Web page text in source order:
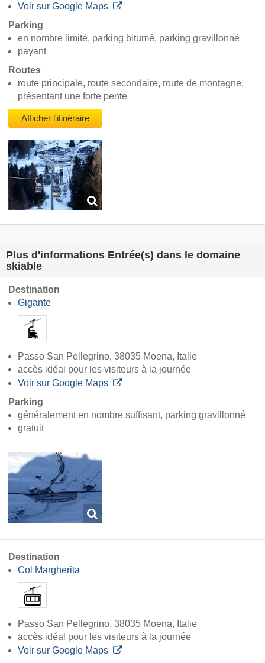
Voir sur Google Maps
Parking
en nombre limité, parking bitumé, parking gravillonné
payant
Routes
route principale, route secondaire, route de montagne,
présentant une forte pente
Afficher l'itinéraire
Plus d'informations Entrée(s) dans le domaine
skiable
Destination
Gigante
Passo San Pellegrino, 38035 Moena, Italie
accès idéal pour les visiteurs à la journée
Voir sur Google Maps
Parking
généralement en nombre suffisant, parking gravillonné
gratuit
Destination
Col Margherita
Passo San Pellegrino, 38035 Moena, Italie
accès idéal pour les visiteurs à la journée
Voir sur Google Maps